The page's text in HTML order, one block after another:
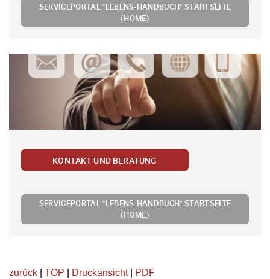
SERVICEPORTAL "LEBENS-HANDBUCH" STARTSEITE
(HOME)
KONTAKT UND BERATUNG
SERVICEPORTAL "LEBENS-HANDBUCH" STARTSEITE
(HOME)
zurück TOP Druckansicht| PDF